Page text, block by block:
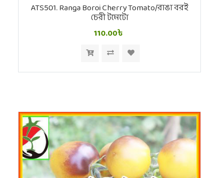
ATS501. Ranga Boroi Cherry Tomato/রাঙা বরই
চেরী টমেটো
110.00৳